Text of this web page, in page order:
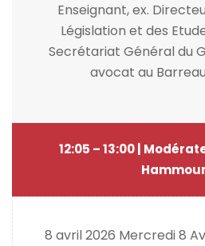
Enseignant, ex.
Législation et des
Secrétariat Général du
avocat au
12:05 – 13:00 |
8 avril 2026 Mercredi 8